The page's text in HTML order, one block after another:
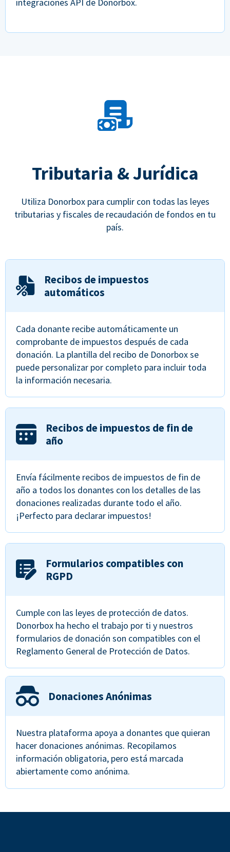
Tributaria & Jurídica
Utiliza Donorbox para cumplir con todas las leyes
tributarias y fiscales de recaudación de fondos en tu
país.
Recibos de impuestos
automáticos
Cada donante recibe automáticamente un
comprobante de impuestos después de cada
donación. La plantilla del recibo de Donorbox se
puede personalizar por completo para incluir toda
la información necesaria.
Recibos de impuestos de fin de
año
Envía fácilmente recibos de impuestos de fin de
año a todos los donantes con los detalles de las
donaciones realizadas durante todo el año.
¡Perfecto para declarar impuestos!
Formularios compatibles con
RGPD
Cumple con las leyes de protección de datos.
Donorbox ha hecho el trabajo por ti y nuestros
formularios de donación son compatibles con el
Reglamento General de Protección de Datos.
Donaciones Anónimas
Nuestra plataforma apoya a donantes que quieran
hacer donaciones anónimas. Recopilamos
información obligatoria, pero está marcada
abiertamente como anónima.